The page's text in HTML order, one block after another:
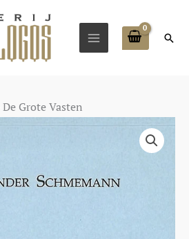
De Grote Vasten